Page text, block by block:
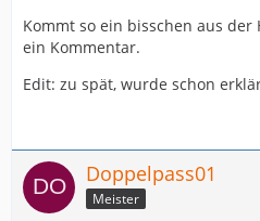
Kommt so ein bisschen aus der
ein Kommentar.
Edit: zu spät, wurde schon
Doppelpass01
Meister